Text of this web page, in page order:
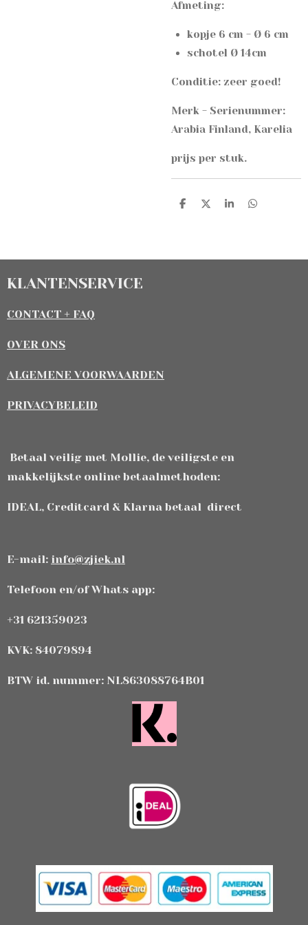
Afmeting:
kopje 6 cm - Ø 6 cm
schotel Ø 14cm
Conditie: zeer goed!
Merk - Serienummer:
Arabia Finland, Karelia
prijs per stuk.
D
D
S
D
KLANTENSERVICE
CONTACT + FAQ
OVER ONS
ALGEMENE VOORWAARDEN
PRIVACYBELEID
Betaal veilig met Mollie, de veiligste en
makkelijkste online betaalmethoden:
IDEAL, Creditcard & Klarna betaal direct
E-mail: info@zjiek.nl
Telefoon en/of Whats app:
+31 621359023
KVK: 84079894
BTW id. nummer: NL863088764B01